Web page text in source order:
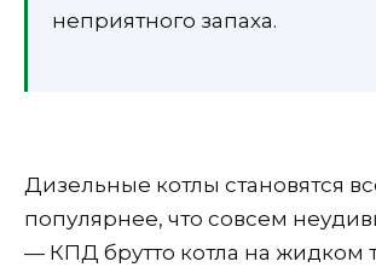
неприятного запаха.
Дизельные котлы становятся
популярнее, что совсем
— КПД брутто котла на жидком